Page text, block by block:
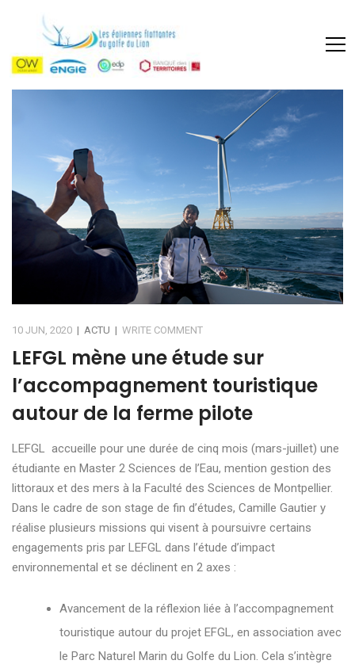
10 JUN, 2020 | ACTU | WRITE COMMENT
LEFGL mène une étude sur
l’accompagnement touristique
autour de la ferme pilote
LEFGL accueille pour une durée de cinq mois (mars-juillet) une
étudiante en Master 2 Sciences de l’Eau, mention gestion des
littoraux et des mers à la Faculté des Sciences de Montpellier.
Dans le cadre de son stage de fin d’études, Camille Gautier y
réalise plusieurs missions qui visent à poursuivre certains
engagements pris par LEFGL dans l’étude d’impact
environnemental et se déclinent en 2 axes :
Avancement de la réflexion liée à l’accompagnement
touristique autour du projet EFGL, en association avec
le Parc Naturel Marin du Golfe du Lion. Cela s’intègre